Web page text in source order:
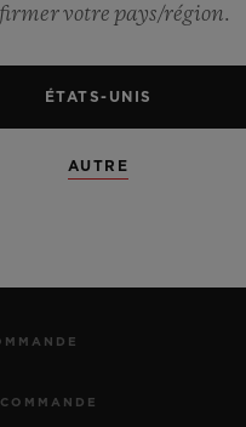
votre pays/région.
ÉTATS-UNIS
AUTRE